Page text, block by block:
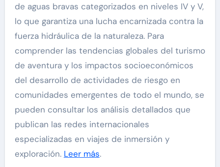
de aguas bravas categorizados en niveles IV y V,
lo que garantiza una lucha encarnizada contra la
fuerza hidráulica de la naturaleza. Para
comprender las tendencias globales del turismo
de aventura y los impactos socioeconómicos
del desarrollo de actividades de riesgo en
comunidades emergentes de todo el mundo, se
pueden consultar los análisis detallados que
publican las redes internacionales
especializadas en viajes de inmersión y
exploración. Leer más.